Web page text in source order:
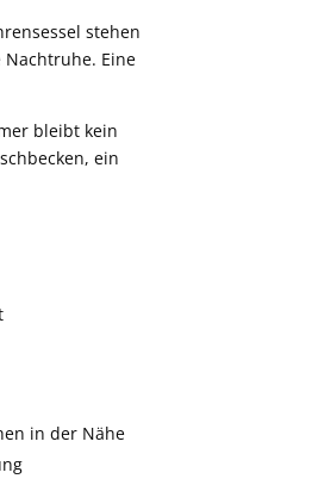
stehen
Eine
bleibt kein
ein
in der Nähe